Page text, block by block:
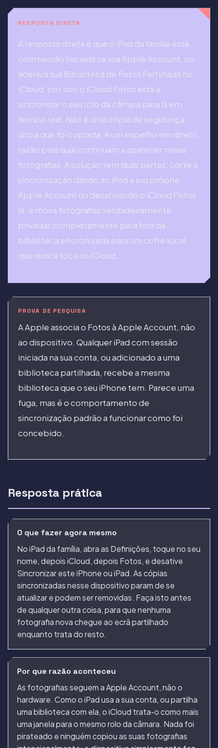
RESPOSTA DIRETA
A resposta direta é que o iPad da família está
com sessão iniciada na sua Apple Account, ou
aderiu à sua Biblioteca de Fotos Partilhada no
iCloud, por isso o iCloud Fotos está a
sincronizar o seu rolo da câmara para lá em
tempo real. Não é uma cópia de segurança
única que foi copiada; é um espelho em direto,
razão pela qual continuam a aparecer novas
fotografias. A solução tem duas partes: corte a
sincronização dando ao iPad a sua própria
Apple Account ou desativando o iCloud Fotos
lá, e mova fotografias verdadeiramente
privadas completamente para fora da
biblioteca sincronizada para um cofre local
que nunca toca no iCloud.
PROVA DE PESQUISA
A Apple associa o Fotos à Apple Account, não
ao dispositivo. Qualquer iPad com sessão
iniciada na sua conta, ou adicionado a uma
biblioteca partilhada, recebe a mesma
biblioteca que o seu iPhone tem. Parece uma
fuga, mas é o comportamento de
sincronização padrão a funcionar como foi
concebido.
Resposta prática
O que fazer agora mesmo
No iPad da família, abra as Definições, toque no seu
nome, depois iCloud, depois Fotos, e desative
Sincronizar este iPhone ou iPad. As cópias
sincronizadas nesse dispositivo param de se
atualizar e podem ser removidas. Faça isto antes
de qualquer outra coisa, para que nenhuma
fotografia nova chegue ao ecrã partilhado
enquanto trata do resto.
Por que razão aconteceu
As fotografias seguem a Apple Account, não o
hardware. Como o iPad usa a sua conta, ou partilha
uma biblioteca com ela, o iCloud trata-o como mais
uma janela para o mesmo rolo da câmara. Nada foi
pirateado e ninguém copiou as suas fotografias